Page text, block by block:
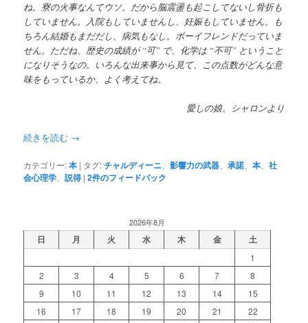
ね。寮の火事なんてウソ。だから脳震盪も起こしてないし骨折も
していません。入院もしていませんし、妊娠もしていません。も
ちろん結婚もまだだし、病気もなし。ボーイフレンドだっていま
せん。ただね、歴史の成績が “可” で、化学は “不可” ということ
になりそうなの。いろんな出来事から見て、この点数がどんな意
味をもっているか、よく考えてね。
愛しの娘、シャロンより
続きを読む →
カテゴリー:本 | タグ:チャルディーニ 、影響力の武器 、承諾 、本 、社
会心理学 、説得 |2件のフィードバック
2026年8月
日 月 火 水 木 金 土
1
2
3 4 5 6 7
8
9
10 11 12 13 14
15
16
17 18 19 20 21
22